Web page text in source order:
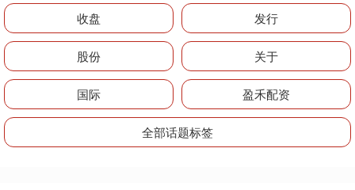
收盘 发行
股份 关于
国际 盈禾配资
全部话题标签